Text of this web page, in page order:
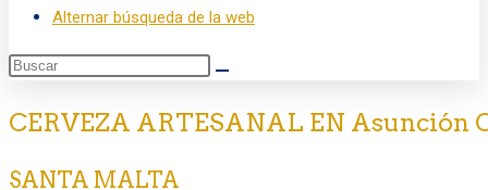
Alternar búsqueda de la web
CERVEZA ARTESANAL EN Asunción
SANTA MALTA